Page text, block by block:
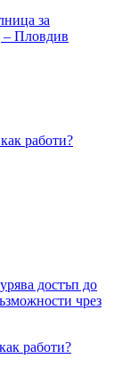
работи?
достъп до
чрез
работи?